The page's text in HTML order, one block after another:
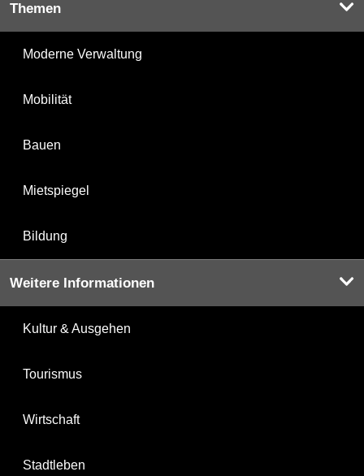
Themen
Moderne Verwaltung
Mobilität
Bauen
Mietspiegel
Bildung
Weitere Informationen
Kultur & Ausgehen
Tourismus
Wirtschaft
Stadtleben